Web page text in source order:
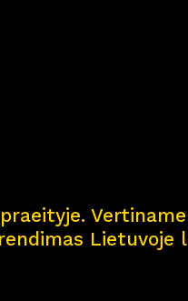
Lietuvoje